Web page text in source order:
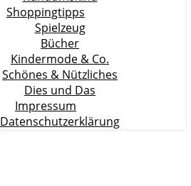
Shoppingtipps
Spielzeug
Bücher
Kindermode & Co.
Schönes & Nützliches
Dies und Das
Impressum
Datenschutzerklärung